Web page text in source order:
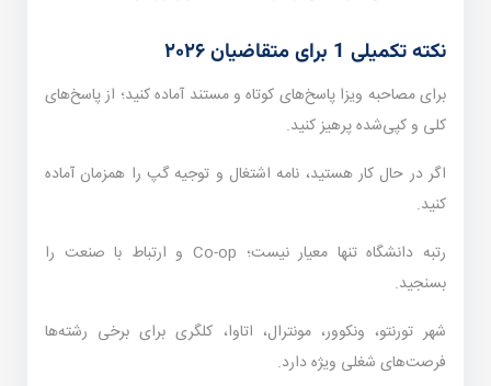
نکته تکمیلی 1 برای متقاضیان ۲۰۲۶
برای مصاحبه ویزا پاسخ‌های کوتاه و مستند آماده کنید؛ از پاسخ‌های
کلی و کپی‌شده پرهیز کنید.
اگر در حال کار هستید، نامه اشتغال و توجیه گپ را همزمان آماده
کنید.
رتبه دانشگاه تنها معیار نیست؛ Co-op و ارتباط با صنعت را
بسنجید.
شهر تورنتو، ونکوور، مونترال، اتاوا، کلگری برای برخی رشته‌ها
فرصت‌های شغلی ویژه دارد.